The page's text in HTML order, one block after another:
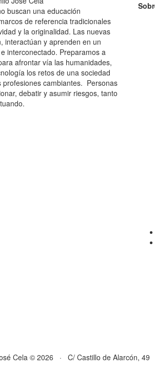
buscan una educación
de referencia tradicionales
y la originalidad. Las nuevas
interactúan y aprenden en un
interconectado. Preparamos a
afrontar vía las humanidades,
los retos de una sociedad
profesiones cambiantes. Personas
debatir y asumir riesgos, tanto
Cela © 2026 · C/ Castillo de Alarcón,